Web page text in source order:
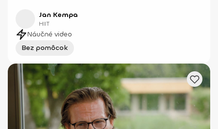
Jan Kempa
HIIT
Náučné video
Bez pomôcok